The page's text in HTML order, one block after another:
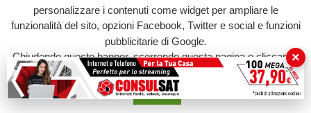
f
Facebook
◎ ▶
YouTube
© 2026 LABTV - Tutti i diritti riservati
personalizzare i contenuti come widget per ampliare le
funzionalità del sito, opzioni Facebook, Twitter e social e funzioni
pubblicitarie di Google.
Chiudendo questo banner, scorrendo questa pagina o cliccando
su qualunque suo elemento acconsenti all'uso dei cookie.
Accetta
×